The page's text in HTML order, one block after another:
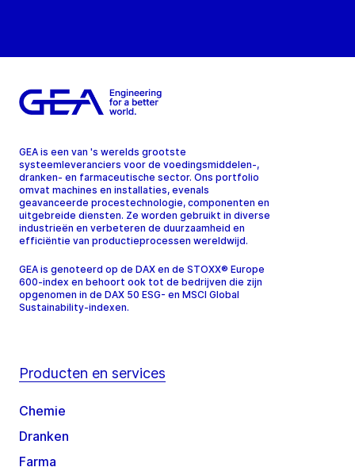
GEA is een van 's werelds grootste
systeemleveranciers voor de voedingsmiddelen-,
dranken- en farmaceutische sector. Ons portfolio
omvat machines en installaties, evenals
geavanceerde procestechnologie, componenten en
uitgebreide diensten. Ze worden gebruikt in diverse
industrieën en verbeteren de duurzaamheid en
efficiëntie van productieprocessen wereldwijd.
GEA is genoteerd op de DAX en de STOXX® Europe
600-index en behoort ook tot de bedrijven die zijn
opgenomen in de DAX 50 ESG- en MSCI Global
Sustainability-indexen.
Producten en services
Chemie
Dranken
Farma